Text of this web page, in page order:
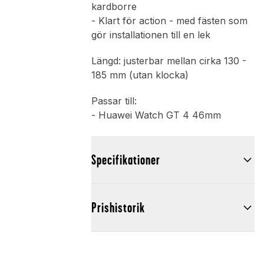
kardborre
- Klart för action - med fästen som
gör installationen till en lek
Längd: justerbar mellan cirka 130 -
185 mm (utan klocka)
Passar till:
- Huawei Watch GT 4 46mm
Specifikationer
Prishistorik